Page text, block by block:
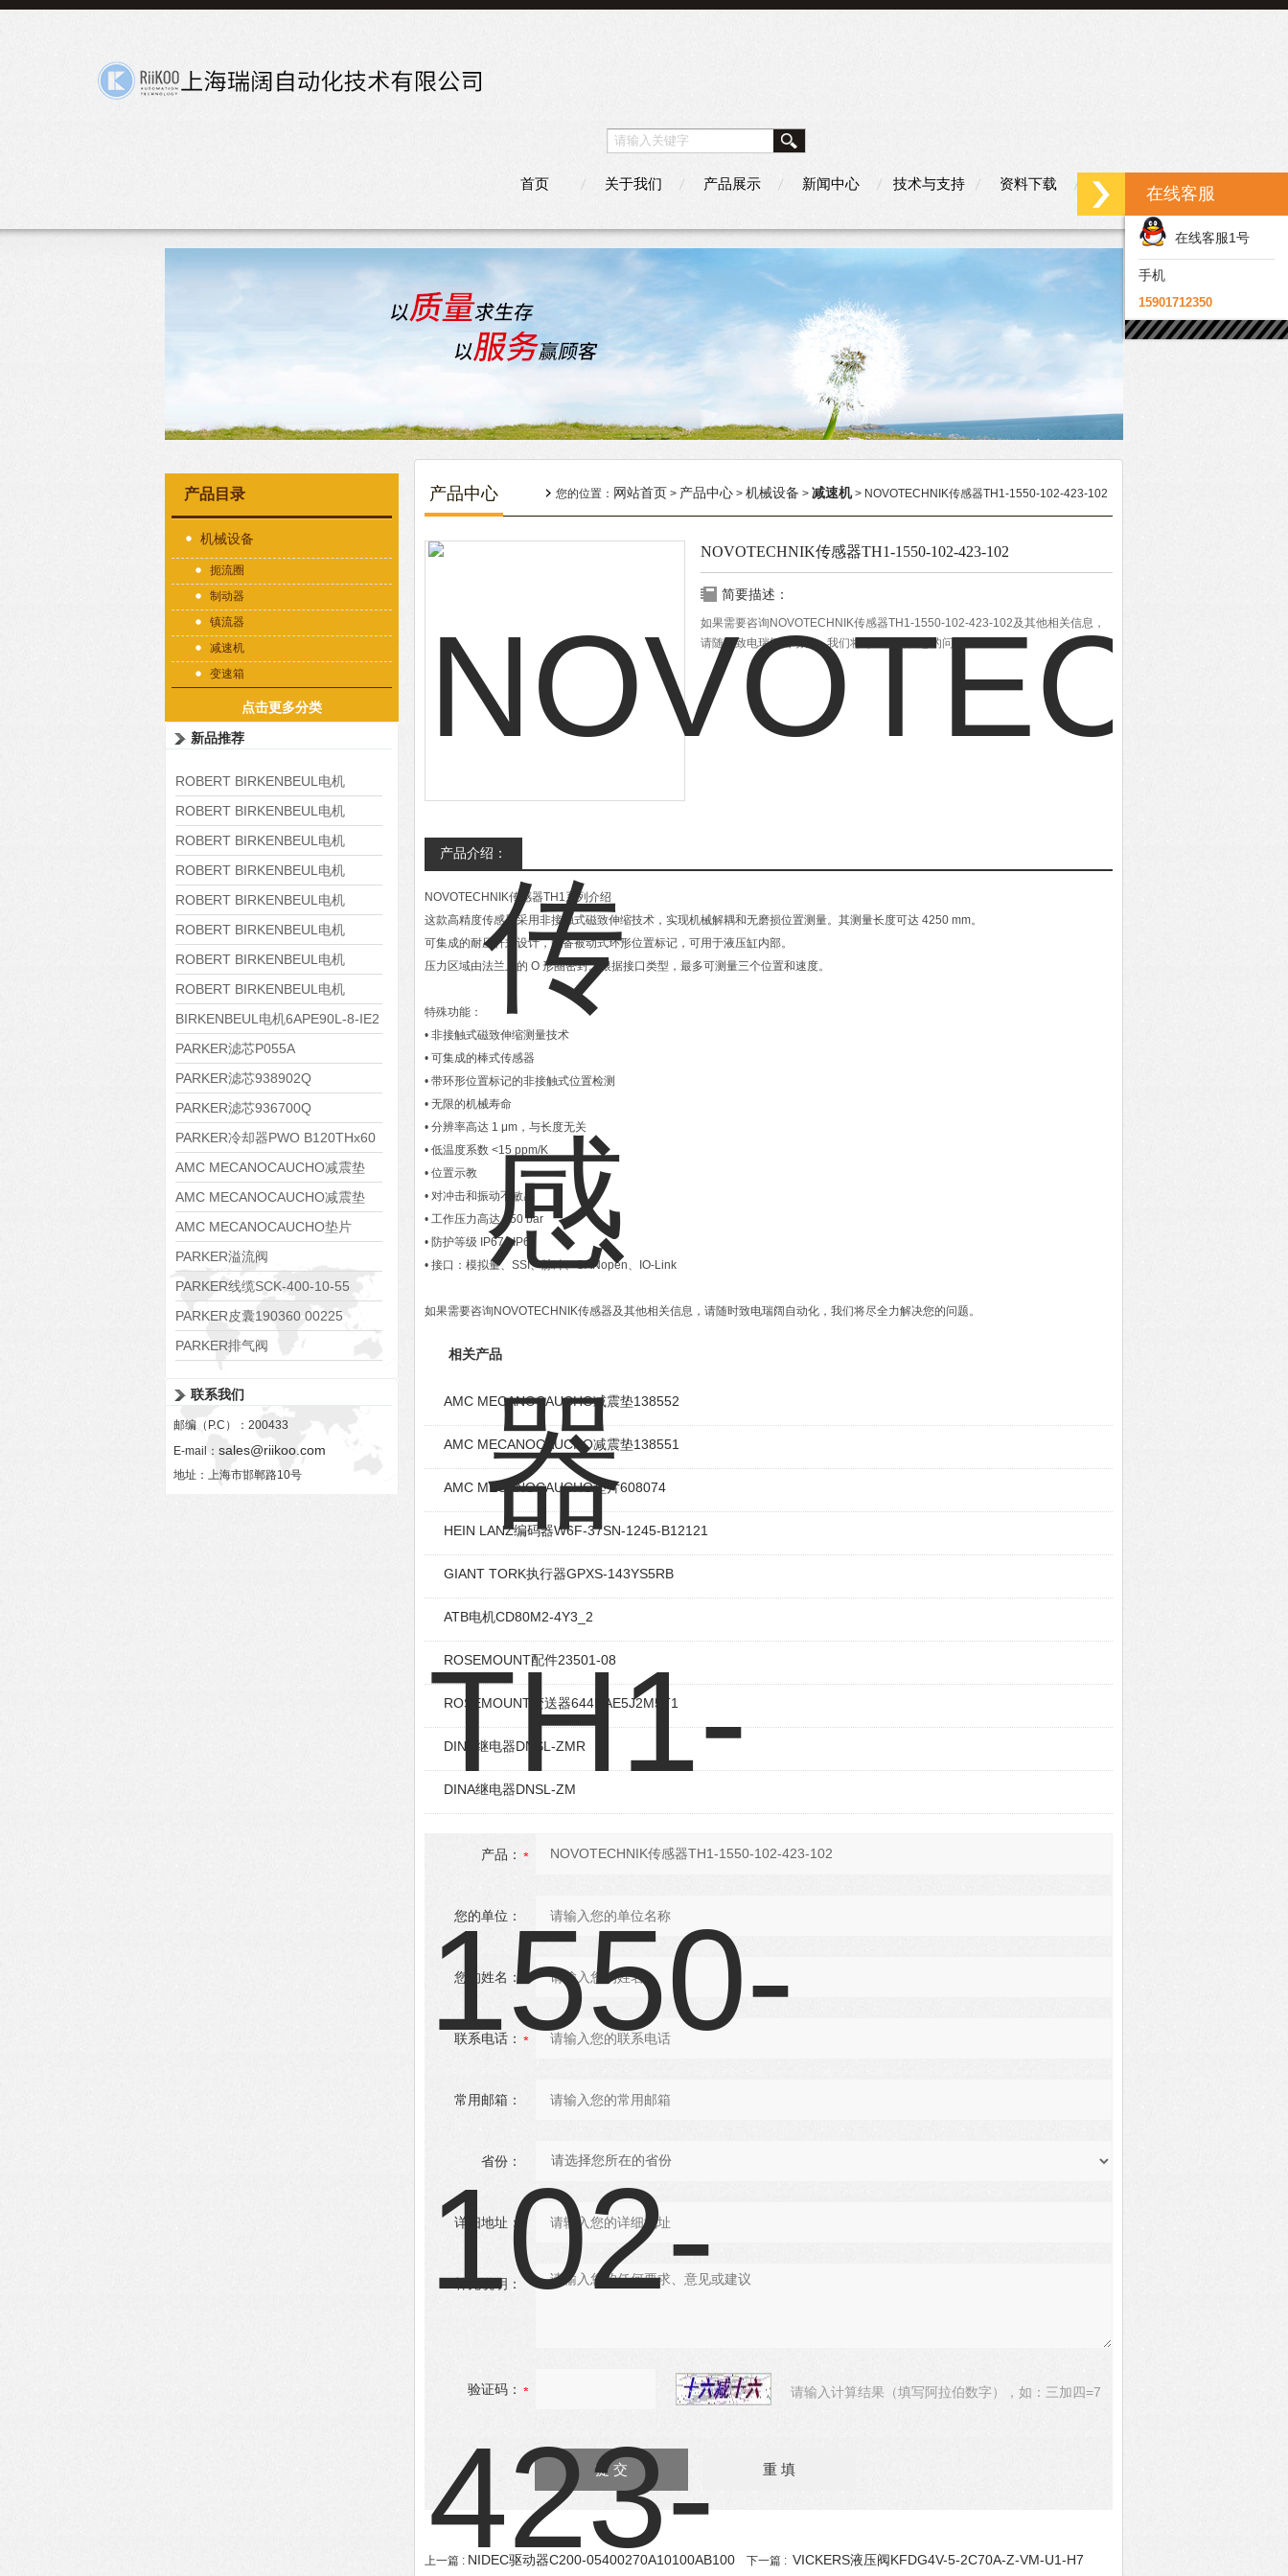
首页 关于我们 产品展示 新闻中心 技术与支持 资料下载 联系我们
产品目录
机械设备
扼流圈
制动器
镇流器
减速机
变速箱
点击更多分类
新品推荐
ROBERT BIRKENBEUL电机
8APE225M-4-IE3
ROBERT BIRKENBEUL电机
8APE180L-4 IE3
ROBERT BIRKENBEUL电机
8APE160M-6 IE3
ROBERT BIRKENBEUL电机
8APE160L-4-IE3
ROBERT BIRKENBEUL电机
8APE112M-6K-IE3
ROBERT BIRKENBEUL电机
8APE100L-2 IE3
ROBERT BIRKENBEUL电机
8APE90S-4 IE3
ROBERT BIRKENBEUL电机
8APE80M-2K-IE3
BIRKENBEUL电机6APE90L-8-IE2
PARKER滤芯P055A
PARKER滤芯938902Q
PARKER滤芯936700Q
PARKER冷却器PWO B120THx60
AMC MECANOCAUCHO减震垫
138552
AMC MECANOCAUCHO减震垫
138551
AMC MECANOCAUCHO垫片
608074
PARKER溢流阀
RE06M35W2N1KWXG087
PARKER线缆SCK-400-10-55
PARKER皮囊190360 00225
PARKER排气阀
联系我们
邮编（P.C）：200433
E-mail： sales@riikoo.com
地址：上海市邯郸路10号
产品中心 您的位置： 网站首页 > 产品中心 > 机械设备 > 减速机> NOVOTECHNIK传感器TH1-1550-102-423-102
NOVOTECHNIK传感器TH1-1550-102-423-102
简要描述：
如果需要咨询NOVOTECHNIK传感器TH1-1550-102-423-102及其他相关信息，
请随时致电瑞阔自动化，我们将尽全力解决您的问题。
产品介绍：
NOVOTECHNIK传感器TH1系列介绍
这款高精度传感器采用非接触式磁致伸缩技术，实现机械解耦和无磨损位置测量。其测量长度可达 4250 mm。
可集成的耐压杆式设计，配备被动式环形位置标记，可用于液压缸内部。
压力区域由法兰上的 O 形圈密封。根据接口类型，最多可测量三个位置和速度。
特殊功能：
• 非接触式磁致伸缩测量技术
• 可集成的棒式传感器
• 带环形位置标记的非接触式位置检测
• 无限的机械寿命
• 分辨率高达 1 μm，与长度无关
• 低温度系数 <15 ppm/K
• 位置示教
• 对冲击和振动不敏感
• 工作压力高达 350 bar
• 防护等级 IP67 / IP68
• 接口：模拟量、SSI、脉冲、CANopen、IO-Link
如果需要咨询NOVOTECHNIK传感器及其他相关信息，请随时致电瑞阔自动化，我们将尽全力解决您的问题。
相关产品
AMC MECANOCAUCHO减震垫138552
AMC MECANOCAUCHO减震垫138551
AMC MECANOCAUCHO垫片608074
HEIN LANZ编码器W6F-37SN-1245-B12121
GIANT TORK执行器GPXS-143YS5RB
ATB电机CD80M2-4Y3_2
ROSEMOUNT配件23501-08
ROSEMOUNT变送器644HAE5J2M5T1
DINA继电器DNSL-ZMR
DINA继电器DNSL-ZM
产品：
您的单位：
您的姓名：
联系电话：
常用邮箱：
省份：
详细地址：
补充说明：
验证码： 请输入计算结果（填写阿拉伯数字），如：三加四=7
上一篇 : NIDEC驱动器C200-05400270A10100AB100 下一篇 : VICKERS液压阀KFDG4V-5-2C70A-Z-VM-U1-H7
在线客服
在线客服1号
手机
15901712350